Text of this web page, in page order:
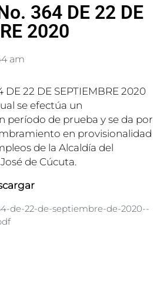
364 DE 22 DE
2020
am
DE 22 DE SEPTIEMBRE 2020
se efectúa un
período de prueba y se da por
en provisionalidad
de la Alcaldía del
de Cúcuta.
de-22-de-septiembre-de-2020--